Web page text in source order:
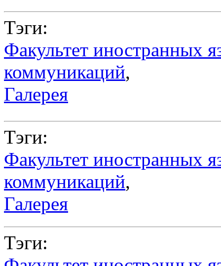
Тэги:
Факультет иностранных
коммуникаций,
Галерея
Тэги:
Факультет иностранных
коммуникаций,
Галерея
Тэги: